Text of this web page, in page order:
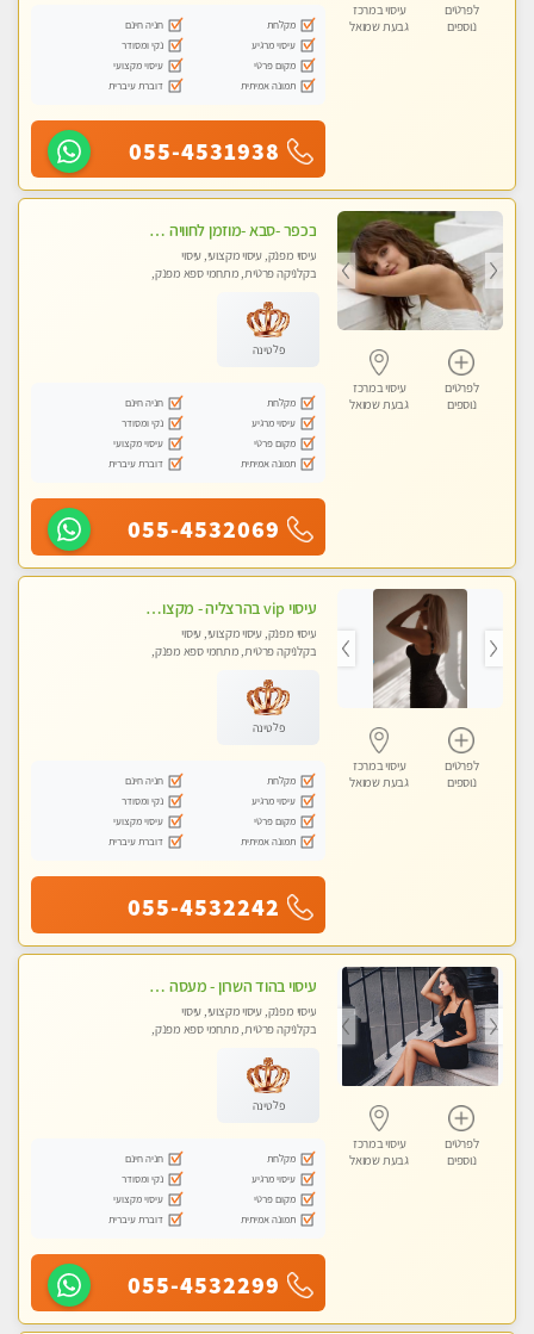
לפרטים
נוספים
עיסוי במרכז
גבעת שמואל
מקלחת
חניה חינם
עיסוי מרגיע
נקי ומסודר
מקום פרטי
עיסוי מקצועי
תמונה אמיתית
דוברת עיברית
055-4531938
לפרטים
נוספים
עיסוי במרכז
גבעת שמואל
בכפר -סבא -מוזמן לחוויה בלתי נשכחת!!!עיסוי מפנק ביותר מומלץ לחלוטין!!!
עיסוי מפנק, עיסוי מקצועי, עיסוי
בקלניקה פרטית, מתחמי ספא מפנק,
לנשים בלבד
פלטינה
מקלחת
חניה חינם
עיסוי מרגיע
נקי ומסודר
מקום פרטי
עיסוי מקצועי
תמונה אמיתית
דוברת עיברית
055-4532069
לפרטים
נוספים
עיסוי במרכז
גבעת שמואל
עיסוי vip בהרצליה - מקצועי ומפנק ומקצועי ומיוחד
עיסוי מפנק, עיסוי מקצועי, עיסוי
בקלניקה פרטית, מתחמי ספא מפנק,
פלטינה
מקלחת
חניה חינם
עיסוי מרגיע
נקי ומסודר
מקום פרטי
עיסוי מקצועי
תמונה אמיתית
דוברת עיברית
055-4532242
לפרטים
נוספים
עיסוי במרכז
גבעת שמואל
עיסוי בהוד השרון - מעסה חדשה ואיכותית לעיסוי מרגיע ומפנק VIP-מומלץ לחלוטין! פרטי! ​​​​​​ Highly recommended
עיסוי מפנק, עיסוי מקצועי, עיסוי
בקלניקה פרטית, מתחמי ספא מפנק,
פלטינה
מקלחת
חניה חינם
עיסוי מרגיע
נקי ומסודר
מקום פרטי
עיסוי מקצועי
תמונה אמיתית
דוברת עיברית
055-4532299